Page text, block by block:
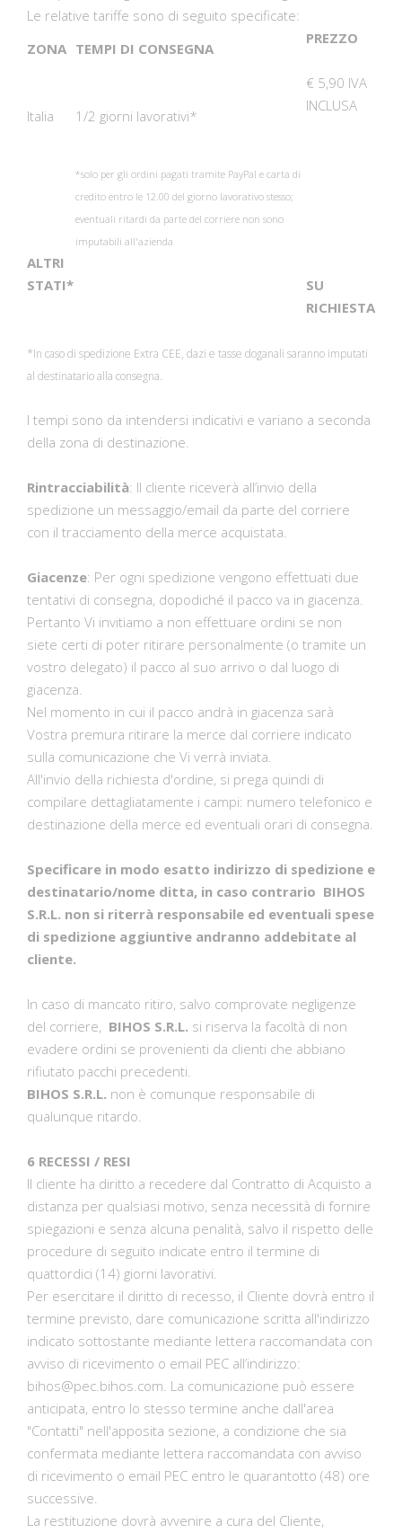
Le relative tariffe sono di seguito specificate:
ZONA TEMPI DI CONSEGNA
PREZZO
Italia 1/2 giorni lavorativi*
€ 5,90 IVA
INCLUSA
*solo per gli ordini pagati tramite PayPal e carta di
credito entro le 12.00 del giorno lavorativo stesso;
eventuali ritardi da parte del corriere non sono
imputabili all'azienda
ALTRI
STATI*
SU
RICHIESTA
*In caso di spedizione Extra CEE, dazi e tasse doganali saranno imputati
al destinatario alla consegna.
I tempi sono da intendersi indicativi e variano a seconda
della zona di destinazione.
Rintracciabilità: Il cliente riceverà all’invio della
spedizione un messaggio/email da parte del corriere
con il tracciamento della merce acquistata.
Giacenze: Per ogni spedizione vengono effettuati due
tentativi di consegna, dopodiché il pacco va in giacenza.
Pertanto Vi invitiamo a non effettuare ordini se non
siete certi di poter ritirare personalmente (o tramite un
vostro delegato) il pacco al suo arrivo o dal luogo di
giacenza.
Nel momento in cui il pacco andrà in giacenza sarà
Vostra premura ritirare la merce dal corriere indicato
sulla comunicazione che Vi verrà inviata.
All'invio della richiesta d'ordine, si prega quindi di
compilare dettagliatamente i campi: numero telefonico e
destinazione della merce ed eventuali orari di consegna.
Specificare in modo esatto indirizzo di spedizione e
destinatario/nome ditta, in caso contrario BIHOS
S.R.L. non si riterrà responsabile ed eventuali spese
di spedizione aggiuntive andranno addebitate al
cliente.
In caso di mancato ritiro, salvo comprovate negligenze
del corriere, BIHOS S.R.L. si riserva la facoltà di non
evadere ordini se provenienti da clienti che abbiano
rifiutato pacchi precedenti.
BIHOS S.R.L. non è comunque responsabile di
qualunque ritardo.
6 RECESSI / RESI
Il cliente ha diritto a recedere dal Contratto di Acquisto a
distanza per qualsiasi motivo, senza necessità di fornire
spiegazioni e senza alcuna penalità, salvo il rispetto delle
procedure di seguito indicate entro il termine di
quattordici (14) giorni lavorativi.
Per esercitare il diritto di recesso, il Cliente dovrà entro il
termine previsto, dare comunicazione scritta all'indirizzo
indicato sottostante mediante lettera raccomandata con
avviso di ricevimento o email PEC all’indirizzo:
bihos@pec.bihos.com. La comunicazione può essere
anticipata, entro lo stesso termine anche dall'area
"Contatti" nell'apposita sezione, a condizione che sia
confermata mediante lettera raccomandata con avviso
di ricevimento o email PEC entro le quarantotto (48) ore
successive.
La restituzione dovrà avvenire a cura del Cliente,